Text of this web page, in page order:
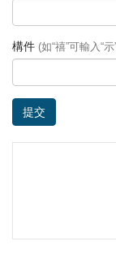
構件 (如“禧”可輸入“示
提交